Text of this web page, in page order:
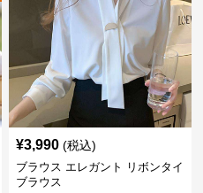
¥3,990 (税込)
ブラウス エレガント リボンタイ
ブラウス